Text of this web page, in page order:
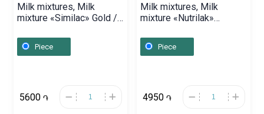
Milk mixtures, Milk
mixture «Similac» Gold /
Piece
5600 ֏
Milk mixtures, Milk
mixture «Nutrilak»
Ռուսաստան
Piece
4950 ֏